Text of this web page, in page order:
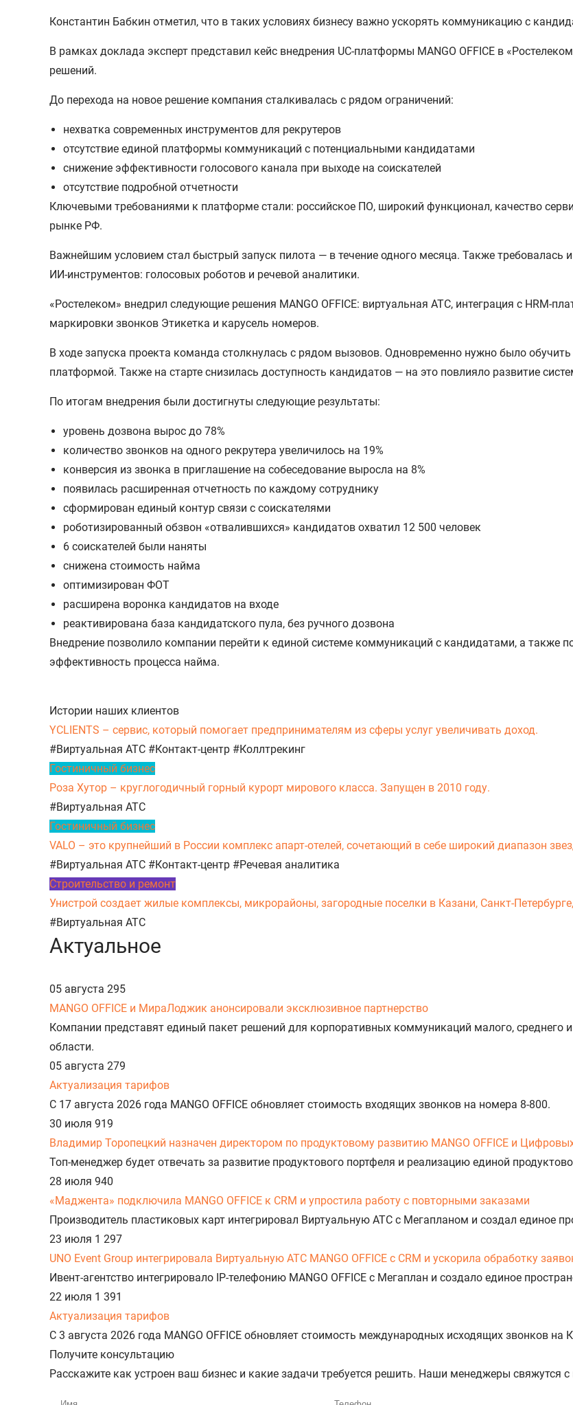
Константин Бабкин отметил, что в таких условиях бизнесу важно ускорять коммуникацию с
В рамках доклада эксперт представил кейс внедрения UC-платформы MANGO OFFICE в
решений.
До перехода на новое решение компания сталкивалась с рядом ограничений:
нехватка современных инструментов для рекрутеров
отсутствие единой платформы коммуникаций с потенциальными кандидатами
снижение эффективности голосового канала при выходе на соискателей
отсутствие подробной отчетности
Ключевыми требованиями к платформе стали: российское ПО, широкий функционал, качество
рынке РФ.
Важнейшим условием стал быстрый запуск пилота — в течение одного месяца. Также требовалась
ИИ-инструментов: голосовых роботов и речевой аналитики.
«Ростелеком» внедрил следующие решения MANGO OFFICE: виртуальная АТС, интеграция с HRM-
маркировки звонков Этикетка и карусель номеров.
В ходе запуска проекта команда столкнулась с рядом вызовов. Одновременно нужно было
платформой. Также на старте снизилась доступность кандидатов — на это повлияло развитие
По итогам внедрения были достигнуты следующие результаты:
уровень дозвона вырос до 78%
количество звонков на одного рекрутера увеличилось на 19%
конверсия из звонка в приглашение на собеседование выросла на 8%
появилась расширенная отчетность по каждому сотруднику
сформирован единый контур связи с соискателями
роботизированный обзвон «отвалившихся» кандидатов охватил 12 500 человек
6 соискателей были наняты
снижена стоимость найма
оптимизирован ФОТ
расширена воронка кандидатов на входе
реактивирована база кандидатского пула, без ручного дозвона
Внедрение позволило компании перейти к единой системе коммуникаций с кандидатами, а также
эффективность процесса найма.
Истории наших клиентов
YCLIENTS – сервис, который помогает предпринимателям из сферы услуг увеличивать доход.
#Виртуальная АТС #Контакт-центр #Коллтрекинг
Гостиничный бизнес
Роза Хутор – круглогодичный горный курорт мирового класса. Запущен в 2010 году.
#Виртуальная АТС
Гостиничный бизнес
VALO – это крупнейший в России комплекс апарт-отелей, сочетающий в себе широкий диапазон
#Виртуальная АТС #Контакт-центр #Речевая аналитика
Строительство и ремонт
Унистрой создает жилые комплексы, микрорайоны, загородные поселки в Казани, Санкт-
#Виртуальная АТС
Актуальное
05 августа 295
MANGO OFFICE и МираЛоджик анонсировали эксклюзивное партнерство
Компании представят единый пакет решений для корпоративных коммуникаций малого, среднего
области.
05 августа 279
Актуализация тарифов
С 17 августа 2026 года MANGO OFFICE обновляет стоимость входящих звонков на номера 8-800.
30 июля 919
Владимир Торопецкий назначен директором по продуктовому развитию MANGO OFFICE и
Топ-менеджер будет отвечать за развитие продуктового портфеля и реализацию единой
28 июля 940
«Маджента» подключила MANGO OFFICE к CRM и упростила работу с повторными заказами
Производитель пластиковых карт интегрировал Виртуальную АТС с Мегапланом и создал единое
23 июля 1 297
UNO Event Group интегрировала Виртуальную АТС MANGO OFFICE с CRM и ускорила обработку
Ивент-агентство интегрировало IP-телефонию MANGO OFFICE с Мегаплан и создало единое
22 июля 1 391
Актуализация тарифов
С 3 августа 2026 года MANGO OFFICE обновляет стоимость международных исходящих звонков на
Получите консультацию
Расскажите как устроен ваш бизнес и какие задачи требуется решить. Наши менеджеры свяжутся